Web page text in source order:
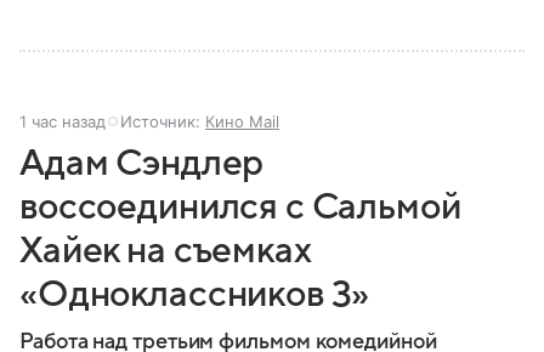
1 час назад Источник: Кино Mail
Адам Сэндлер
воссоединился с Сальмой
Хайек на съемках
«Одноклассников 3»
Работа над третьим фильмом комедийной